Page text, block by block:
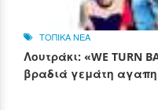
ΤΟΠΙΚΑ ΝΕΑ
Λουτράκι: «WE TURN
βραδιά γεμάτη